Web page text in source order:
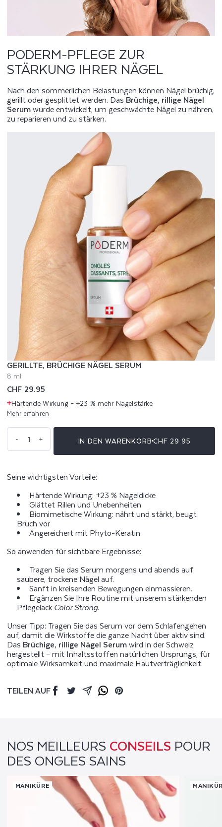
PODERM-PFLEGE ZUR
STÄRKUNG IHRER NÄGEL
Nach den sommerlichen Belastungen können Nägel brüchig,
gerillt oder gesplittet werden. DasBrüchige, rillige Nägel
Serumwurde entwickelt, um geschwächte Nägel zu nähren,
zu reparieren und zu stärken.
GERILLTE, BRÜCHIGE NÄGEL SERUM
8 ml
Normaler
CHF 29.95
Härtende Wirkung – +23 % mehr Nagelstärke
Mehr erfahren
Anzahl
Verringere
Menge
Nägel
Serum
- Erhöhe
Menge
Nägel
Serum
+ IN DEN WARENKORBCHF 29.95
Seine wichtigsten Vorteile:
Härtende Wirkung: +23 % Nageldicke
Glättet Rillen und Unebenheiten
Biomimetische Wirkung: nährt und stärkt, beugt
Bruch vor
Angereichert mit Phyto-Keratin
So anwenden für sichtbare Ergebnisse:
Tragen Sie das Serum morgens und abends auf
saubere, trockene Nägel auf.
Sanft in kreisenden Bewegungen einmassieren.
Ergänzen Sie Ihre Routine mit unserem stärkenden
Pflegelack Color Strong.
Unser Tipp: Tragen Sie das Serum vor dem Schlafengehen
auf, damit die Wirkstoffe die ganze Nacht über aktiv sind.
Das Brüchige, rillige Nägel Serumwird in der Schweiz
hergestellt – mit Inhaltsstoffen natürlichen Ursprungs, für
optimale Wirksamkeit und maximale Hautverträglichkeit.
TEILEN AUF FacebookTwitterMail WhatsappPinterest
NOS MEILLEURS CONSEILS POUR
DES ONGLES SAINS
MANIKÜRE